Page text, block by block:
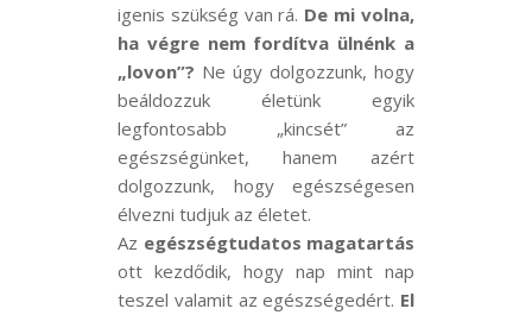
igenis szükség van rá. De mi volna,
ha végre nem fordítva ülnénk a
„lovon”? Ne úgy dolgozzunk, hogy
beáldozzuk életünk egyik
legfontosabb „kincsét” az
egészségünket, hanem azért
dolgozzunk, hogy egészségesen
élvezni tudjuk az életet.
Az egészségtudatos magatartás
ott kezdődik, hogy nap mint nap
teszel valamit az egészségedért. El